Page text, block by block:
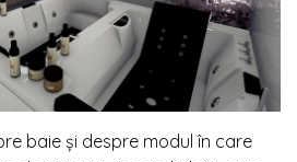
baie și despre modul în care